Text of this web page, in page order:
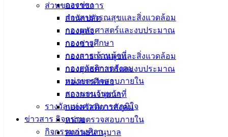
กองช่าง
กองสาธารณสุขและสิ่งแวดล้อม
กองยุทธศาสตร์และงบประมาณ
กองการศึกษา
กองการเจ้าหน้าที่
กองสวัสดิการสังคม
หน่วยตรวจสอบภายใน
สถานธนานุบาล
รางวัลแห่งความภาคภูมิใจ
ข่าวสาร กิจกรรม
กิจกรรมอ่างศิลา
ส่วนของราชการ
สำนักปลัด
กองคลัง
กองช่าง
กองสาธารณสุขและสิ่งแวดล้อม
กองยุทธศาสตร์และงบประมาณ
กองการศึกษา
กองการเจ้าหน้าที่
กองสวัสดิการสังคม
หน่วยตรวจสอบภายใน
สถานธนานุบาล
อ.เมือง จ.ชลบุรี
038-
142-100-104